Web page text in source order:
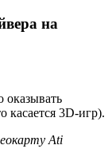
на
оказывать
касается 3D-игр).
Ati